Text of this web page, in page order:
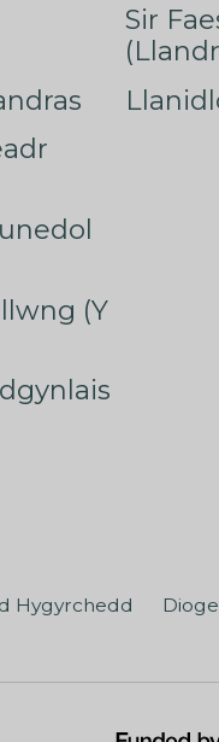
(Y
Sir
Hygyrchedd